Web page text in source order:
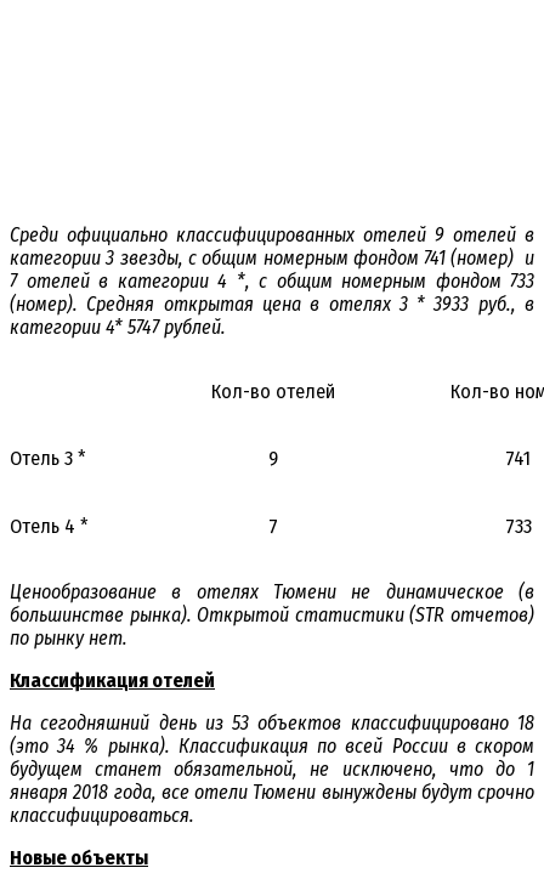
Среди официально классифицированных отелей 9 отелей в
категории 3 звезды, с общим номерным фондом 741 (номер) и
7 отелей в категории 4 *, с общим номерным фондом 733
(номер). Средняя открытая цена в отелях 3 * 3933 руб., в
категории 4* 5747 рублей.
Кол-во отелей Кол-во
Отель 3 * 9 741
Отель 4 * 7 733
Ценообразование в отелях Тюмени не динамическое (в
большинстве рынка). Открытой статистики (STR отчетов)
по рынку нет.
Классификация отелей
На сегодняшний день из 53 объектов классифицировано 18
(это 34 % рынка). Классификация по всей России в скором
будущем станет обязательной, не исключено, что до 1
января 2018 года, все отели Тюмени вынуждены будут срочно
классифицироваться.
Новые объекты